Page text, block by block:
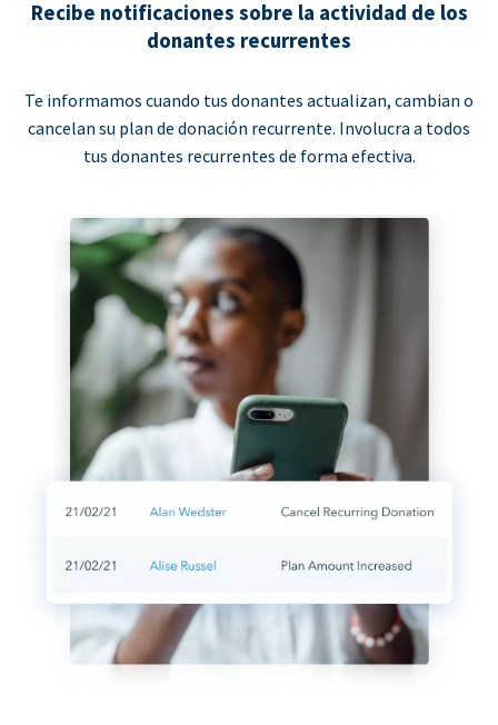
Recibe notificaciones sobre la actividad de los
donantes recurrentes
Te informamos cuando tus donantes actualizan, cambian o
cancelan su plan de donación recurrente. Involucra a todos
tus donantes recurrentes de forma efectiva.